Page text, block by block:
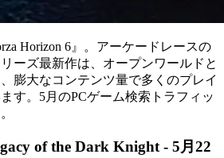
Horizon 6』。アーケードレースの
ーズ最新作は、オープンワールドと
膨大なコンテンツ量で多くのプレイ
す。5月のPCゲーム検索トラフィッ
of the Dark Knight - 5月22